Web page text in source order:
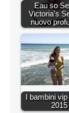
Eau so
Victoria's
nuovo
I bambini
2015